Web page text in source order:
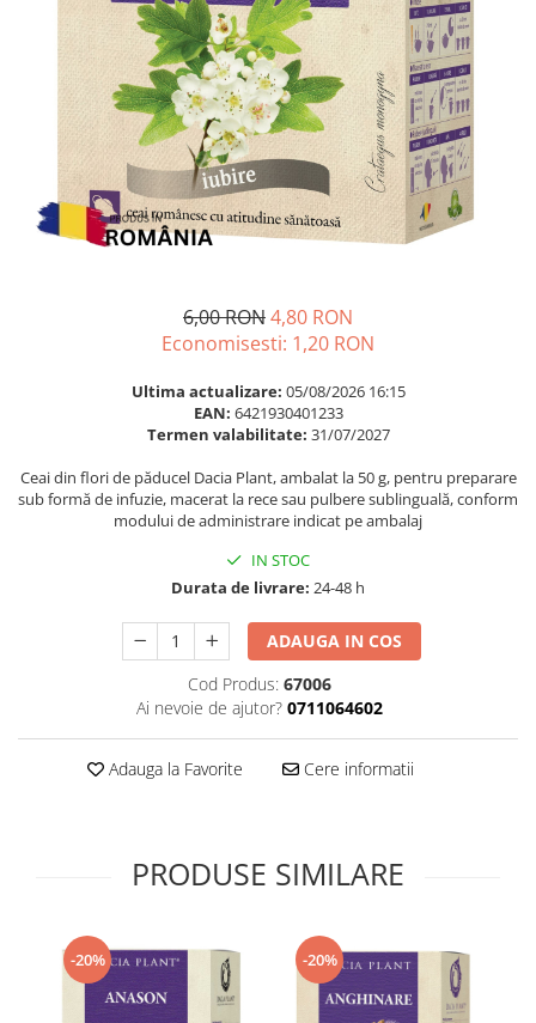
Omega 3
Probiotice si prebiotice
Sanatate urinara
Sistemul respirator
Supliment Magneziu
Supliment Vitamina B
Supliment Vitamina C
Supliment Vitamina E
Supliment Zinc
Tincturi si Gemoderivate
Tuse gat si respiratie
Vitamine si minerale
Ingrijire par
Balsam masca si tratament
Produse cu SPF Pentru Fata
Repelenti insecte
6,00 RON4,80 RON
Economisesti: 1,20 RON
Ultima actualizare: 05/08/2026 16:15
EAN: 6421930401233
Termen valabilitate: 31/07/2027
Ceai din flori de păducel Dacia Plant, ambalat la 50 g, pentru preparare
sub formă de infuzie, macerat la rece sau pulbere sublinguală, conform
modului de administrare indicat pe ambalaj
IN STOC
Durata de livrare: 24-48 h
ADAUGA IN COS
Cod Produs: 67006
Ai nevoie de ajutor? 0711064602
Adauga la Favorite Cere informatii
PRODUSE SIMILARE
-20% -20%